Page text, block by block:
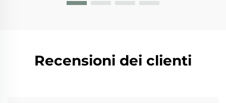
Recensioni dei clienti